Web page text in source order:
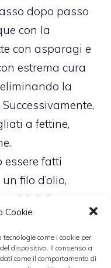
Cookie
come i cookie per
dispositivo. Il consenso a
come il comportamento di
dopo passo
con la
con asparagi e
estrema cura
la
a fettine,
fatti
filo d’olio,
d’acqua e
aggiustando
col burro e col